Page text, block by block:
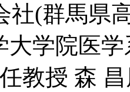
社(群馬県
大学院医
教授 森